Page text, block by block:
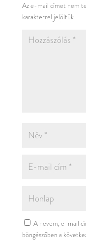
Az e-mail címet nem
karakterrel jelöltük
A nevem, e-mail
böngészőben a